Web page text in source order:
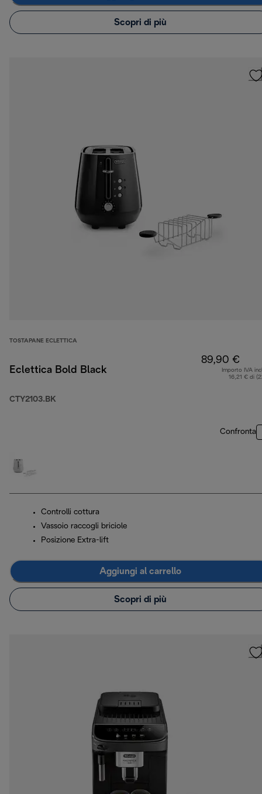
Scopri di più
TOSTAPANE ECLETTICA
Eclettica Bold Black
CTY2103.BK
89,90 €
Importo IVA
16,21 € di
Confronta
Controlli cottura
Vassoio raccogli briciole
Posizione Extra-lift
Aggiungi al carrello
Scopri di più